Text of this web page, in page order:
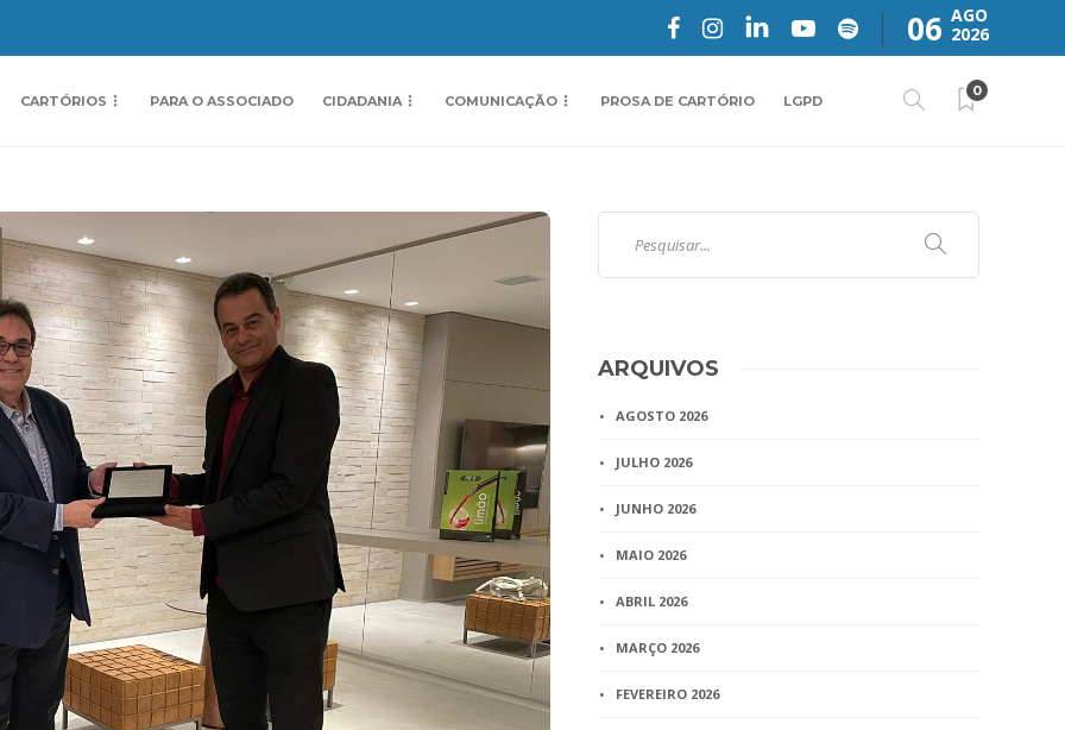
06 AGO
2026
CARTÓRIOS PARA O ASSOCIADO CIDADANIA COMUNICAÇÃO PROSA DE CARTÓRIO LGPD
0
ARQUIVOS
AGOSTO 2026
JULHO 2026
JUNHO 2026
MAIO 2026
ABRIL 2026
MARÇO 2026
FEVEREIRO 2026